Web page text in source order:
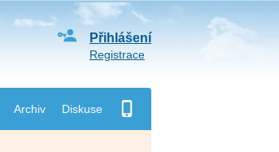
Archiv Diskuse
Přihlášení
Registrace